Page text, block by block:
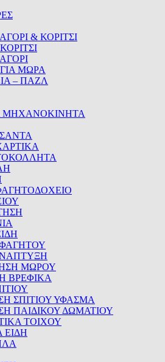
& ΚΟΡΙΤΣΙ
ΜΩΡΑ
– ΠΑΖΛ
ΜΗΧΑΝΟΚΙΝΗΤΑ
ΜΩΡΟΥ
ΒΡΕΦΙΚΑ
ΣΠΙΤΙΟΥ ΥΦΑΣΜΑ
ΠΑΙΔΙΚΟΥ ΔΩΜΑΤΙΟΥ
ΤΟΙΧΟΥ
ΕΙΔΗ